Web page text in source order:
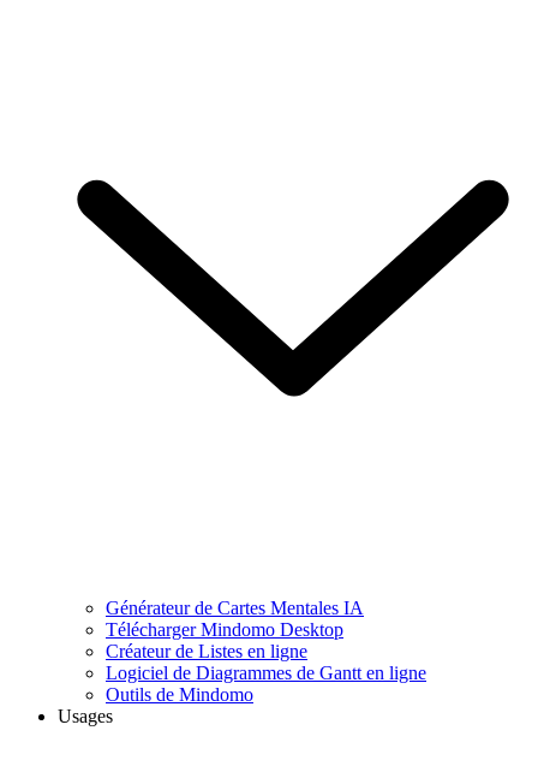
Générateur de Cartes Mentales IA
Télécharger Mindomo Desktop
Créateur de Listes en ligne
Logiciel de Diagrammes de Gantt en ligne
Outils de Mindomo
Usages